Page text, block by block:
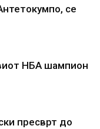
се
НБА шампион
пресврт до